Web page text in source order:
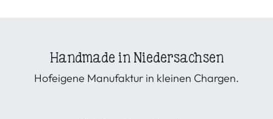
Handmade in Niedersachsen
Hofeigene Manufaktur in kleinen Chargen.